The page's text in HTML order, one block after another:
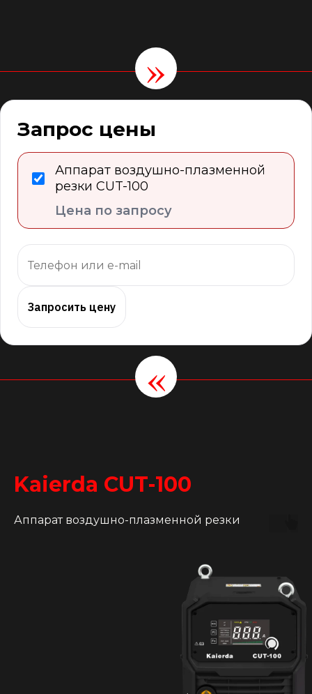
»
Запрос цены
Аппарат воздушно-плазменной
резки CUT-100
Цена по запросу
Запросить цену
«
Kaierda CUT-100
Аппарат воздушно-плазменной резки